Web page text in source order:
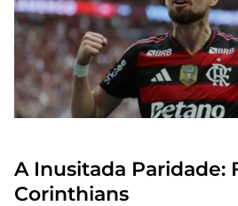
A Inusitada Paridade:
Corinthians